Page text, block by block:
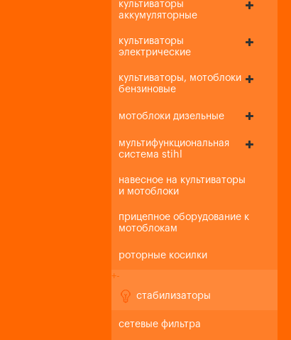
культиваторы
аккумуляторные
культиваторы
электрические
культиваторы, мотоблоки
бензиновые
мотоблоки дизельные
мультифункциональная
система stihl
навесное на культиваторы
и мотоблоки
прицепное оборудование к
мотоблокам
роторные косилки
+-
стабилизаторы
сетевые фильтра